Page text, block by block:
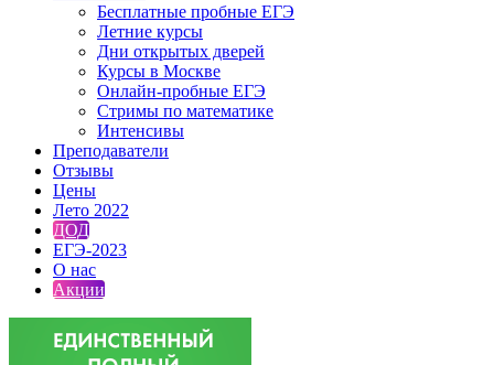
Бесплатные пробные ЕГЭ
Летние курсы
Дни открытых дверей
Курсы в Москве
Онлайн-пробные ЕГЭ
Стримы по математике
Интенсивы
Преподаватели
Отзывы
Цены
Лето 2022
ДОД
ЕГЭ-2023
О нас
Акции